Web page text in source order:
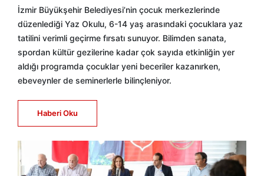
İzmir Büyükşehir Belediyesi’nin çocuk merkezlerinde
düzenlediği Yaz Okulu, 6-14 yaş arasındaki çocuklara yaz
tatilini verimli geçirme fırsatı sunuyor. Bilimden sanata,
spordan kültür gezilerine kadar çok sayıda etkinliğin yer
aldığı programda çocuklar yeni beceriler kazanırken,
ebeveynler de seminerlerle bilinçleniyor.
Haberi Oku